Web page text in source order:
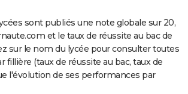
sont publiés une note globale sur 20,
et le taux de réussite au bac de
sur le nom du lycée pour consulter toutes
fillière (taux de réussite au bac, taux de
l'évolution de ses performances par